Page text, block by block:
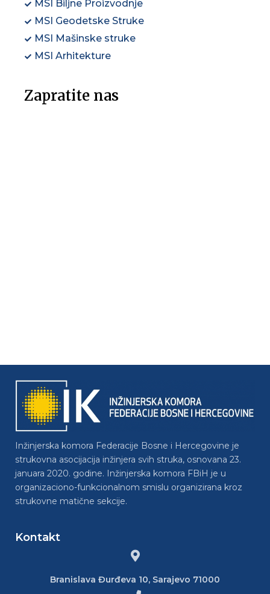
MSI Biljne Proizvodnje
MSI Geodetske Struke
MSI Mašinske struke
MSI Arhitekture
Zapratite nas
Inžinjerska komora Federacije Bosne i Hercegovine je
strukovna asocijacija inžinjera svih struka, osnovana 23.
januara 2020. godine. Inžinjerska komora FBiH je u
organizaciono-funkcionalnom smislu organizirana kroz
strukovne matične sekcije.
Kontakt
Branislava Đurđeva 10, Sarajevo 71000